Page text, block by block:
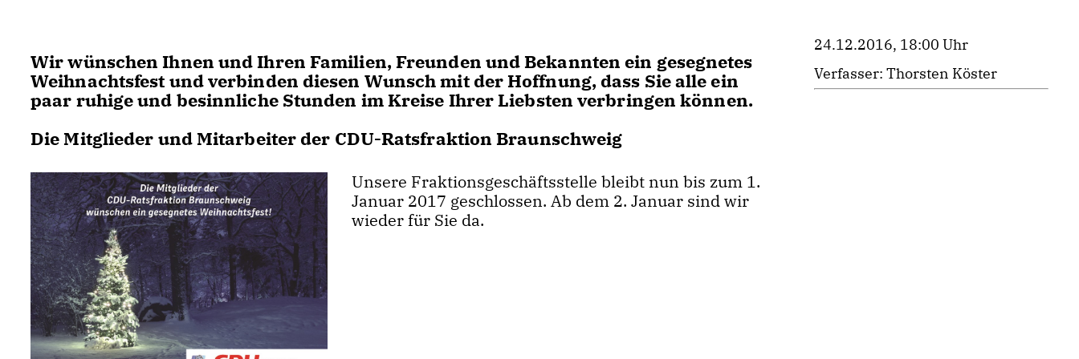
Wir wünschen Ihnen und Ihren Familien, Freunden und Bekannten ein gesegnetes
Weihnachtsfest und verbinden diesen Wunsch mit der Hoffnung, dass Sie alle ein
paar ruhige und besinnliche Stunden im Kreise Ihrer Liebsten verbringen können.
Die Mitglieder und Mitarbeiter der CDU-Ratsfraktion Braunschweig
Unsere Fraktionsgeschäftsstelle bleibt nun bis zum 1.
Januar 2017 geschlossen. Ab dem 2. Januar sind wir
wieder für Sie da.
24.12.2016, 18:00 Uhr
Verfasser: Thorsten Köster